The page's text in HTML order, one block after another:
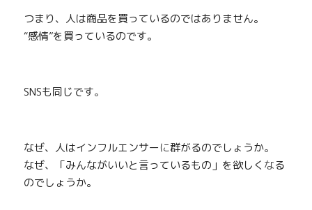
つまり、人は商品を買っているのではありません。
“感情”を買っているのです。
SNSも同じです。
なぜ、人はインフルエンサーに群がるのでしょうか。
なぜ、「みんながいいと言っているもの」を欲しく なる
のでしょうか。